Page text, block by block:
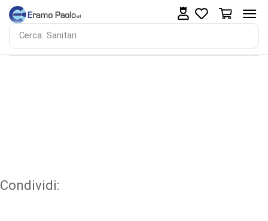
Cerca: Sanitari
0 0
Condividi: